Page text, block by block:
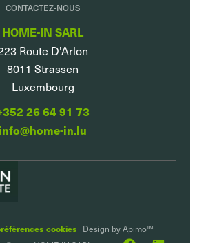
CONTACTEZ-NOUS
HOME-IN SARL
Route D'Arlon
8011 Strassen
Luxembourg
26 64 91 73
info@home-in.lu
cookies Design byApimo™